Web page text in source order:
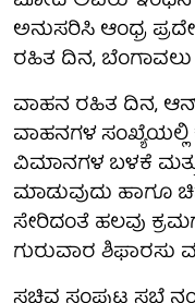
ಅನುಸರಿಸಿ ಆಂಧ್ರ
ರಹಿತ ದಿನ,
ವಾಹನ ರಹಿತ ದಿನ,
ವಾಹನಗಳ
ವಿಮಾನಗಳ ಬಳಕೆ
ಮಾಡುವುದು ಹಾಗೂ
ಸೇರಿದಂತೆ ಹಲವು
ಗುರುವಾರ ಶಿಫಾರಸು